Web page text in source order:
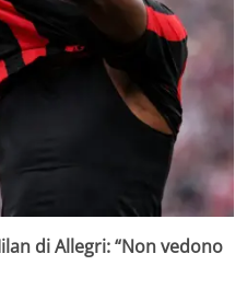
di Allegri: “Non vedono